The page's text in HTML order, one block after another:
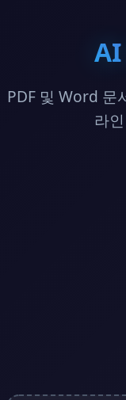
AI
PDF 및 Word 문
라